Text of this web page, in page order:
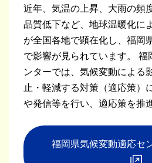
近年、気温の上昇、大雨の頻
品質低下など、地球温暖化に
が全国各地で顕在化し、福岡
で影響が見られています。
ンターでは、気候変動による
止・軽減する対策（適応策）
や発信等を行い、適応策を推
福岡県気候変動適応セ